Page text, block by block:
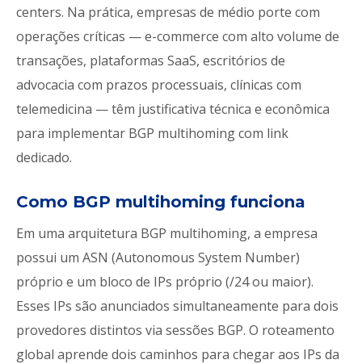
centers. Na prática, empresas de médio porte com
operações críticas — e-commerce com alto volume de
transações, plataformas SaaS, escritórios de
advocacia com prazos processuais, clínicas com
telemedicina — têm justificativa técnica e econômica
para implementar BGP multihoming com link
dedicado.
Como BGP multihoming funciona
Em uma arquitetura BGP multihoming, a empresa
possui um ASN (Autonomous System Number)
próprio e um bloco de IPs próprio (/24 ou maior).
Esses IPs são anunciados simultaneamente para dois
provedores distintos via sessões BGP. O roteamento
global aprende dois caminhos para chegar aos IPs da